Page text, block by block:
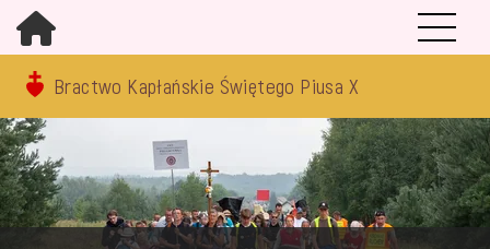
Bractwo Kapłańskie Świętego Piusa X